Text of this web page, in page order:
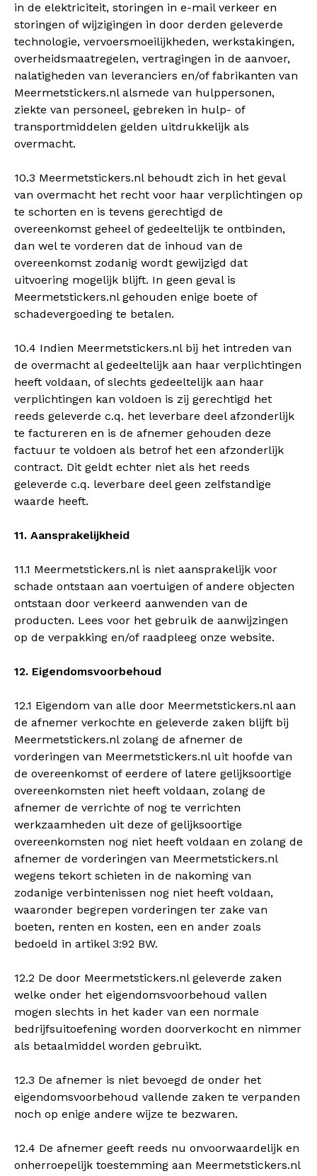
in de elektriciteit, storingen in e-mail verkeer en
storingen of wijzigingen in door derden geleverde
technologie, vervoersmoeilijkheden, werkstakingen,
overheidsmaatregelen, vertragingen in de aanvoer,
nalatigheden van leveranciers en/of fabrikanten van
Meermetstickers.nl alsmede van hulppersonen,
ziekte van personeel, gebreken in hulp- of
transportmiddelen gelden uitdrukkelijk als
overmacht.
10.3 Meermetstickers.nl behoudt zich in het geval
van overmacht het recht voor haar verplichtingen op
te schorten en is tevens gerechtigd de
overeenkomst geheel of gedeeltelijk te ontbinden,
dan wel te vorderen dat de inhoud van de
overeenkomst zodanig wordt gewijzigd dat
uitvoering mogelijk blijft. In geen geval is
Meermetstickers.nl gehouden enige boete of
schadevergoeding te betalen.
10.4 Indien Meermetstickers.nl bij het intreden van
de overmacht al gedeeltelijk aan haar verplichtingen
heeft voldaan, of slechts gedeeltelijk aan haar
verplichtingen kan voldoen is zij gerechtigd het
reeds geleverde c.q. het leverbare deel afzonderlijk
te factureren en is de afnemer gehouden deze
factuur te voldoen als betrof het een afzonderlijk
contract. Dit geldt echter niet als het reeds
geleverde c.q. leverbare deel geen zelfstandige
waarde heeft.
11. Aansprakelijkheid
11.1 Meermetstickers.nl is niet aansprakelijk voor
schade ontstaan aan voertuigen of andere objecten
ontstaan door verkeerd aanwenden van de
producten. Lees voor het gebruik de aanwijzingen
op de verpakking en/of raadpleeg onze website.
12. Eigendomsvoorbehoud
12.1 Eigendom van alle door Meermetstickers.nl aan
de afnemer verkochte en geleverde zaken blijft bij
Meermetstickers.nl zolang de afnemer de
vorderingen van Meermetstickers.nl uit hoofde van
de overeenkomst of eerdere of latere gelijksoortige
overeenkomsten niet heeft voldaan, zolang de
afnemer de verrichte of nog te verrichten
werkzaamheden uit deze of gelijksoortige
overeenkomsten nog niet heeft voldaan en zolang de
afnemer de vorderingen van Meermetstickers.nl
wegens tekort schieten in de nakoming van
zodanige verbintenissen nog niet heeft voldaan,
waaronder begrepen vorderingen ter zake van
boeten, renten en kosten, een en ander zoals
bedoeld in artikel 3:92 BW.
12.2 De door Meermetstickers.nl geleverde zaken
welke onder het eigendomsvoorbehoud vallen
mogen slechts in het kader van een normale
bedrijfsuitoefening worden doorverkocht en nimmer
als betaalmiddel worden gebruikt.
12.3 De afnemer is niet bevoegd de onder het
eigendomsvoorbehoud vallende zaken te verpanden
noch op enige andere wijze te bezwaren.
12.4 De afnemer geeft reeds nu onvoorwaardelijk en
onherroepelijk toestemming aan Meermetstickers.nl